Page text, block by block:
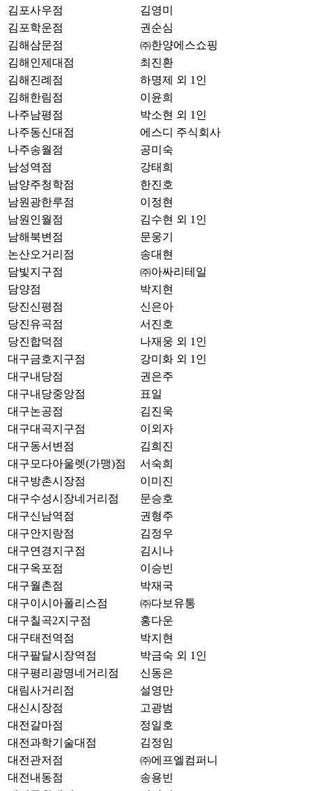
김포사우점
김영미
김포학운점
권순심
김해삼문점
㈜한양에스쇼핑
김해인제대점
최진환
김해진례점
하명제 외 1인
김해한림점
이윤희
나주남평점
박소현 외 1인
나주동신대점
에스디 주식회사
나주송월점
공미숙
남성역점
강태희
남양주청학점
한진호
남원광한루점
이정현
남원인월점
김수현 외 1인
남해북변점
문웅기
논산오거리점
송대현
담빛지구점
㈜아싸리테일
담양점
박지현
당진신평점
신은아
당진유곡점
서진호
당진합덕점
나재웅 외 1인
대구금호지구점
강미화 외 1인
대구내당점
권은주
대구내당중앙점
표일
대구논공점
김진욱
대구대곡지구점
이외자
대구동서변점
김희진
대구모다아울렛(가맹)점
서숙희
대구방촌시장점
이미진
대구수성시장네거리점
문승호
대구신남역점
권형주
대구안지랑점
김정우
대구연경지구점
김시나
대구옥포점
이승빈
대구월촌점
박재국
대구이시아폴리스점
㈜다보유통
대구칠곡2지구점
홍다운
대구태전역점
박지현
대구팔달시장역점
박금숙 외 1인
대구평리광명네거리점
신동은
대림사거리점
설영만
대신시장점
고광범
대전갈마점
정일호
대전과학기술대점
김정임
대전관저점
㈜에프엘컴퍼니
대전내동점
송용빈